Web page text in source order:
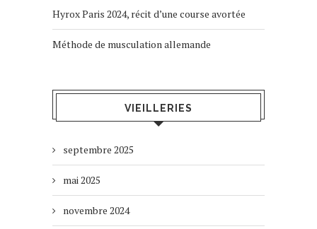
Hyrox Paris 2024, récit d’une course avortée
Méthode de musculation allemande
VIEILLERIES
septembre 2025
mai 2025
novembre 2024